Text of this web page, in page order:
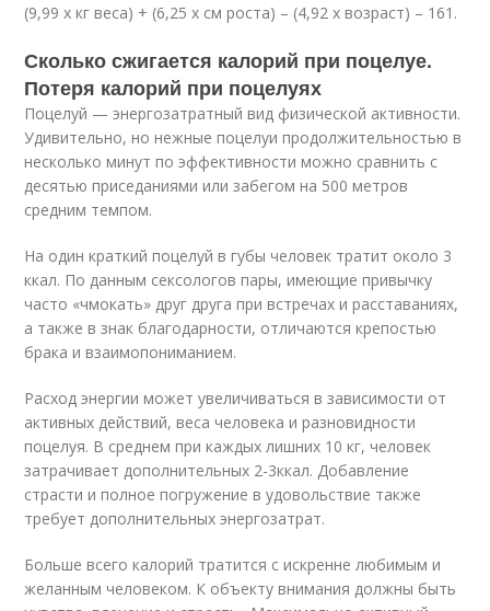
(9,99 х кг веса) + (6,25 х см роста) – (4,92 х возраст) – 161.
Сколько сжигается калорий при поцелуе.
Потеря калорий при поцелуях
Поцелуй — энергозатратный вид физической активности.
Удивительно, но нежные поцелуи продолжительностью в
несколько минут по эффективности можно сравнить с
десятью приседаниями или забегом на 500 метров
средним темпом.
На один краткий поцелуй в губы человек тратит около 3
ккал. По данным сексологов пары, имеющие привычку
часто «чмокать» друг друга при встречах и расставаниях,
а также в знак благодарности, отличаются крепостью
брака и взаимопониманием.
Расход энергии может увеличиваться в зависимости от
активных действий, веса человека и разновидности
поцелуя. В среднем при каждых лишних 10 кг, человек
затрачивает дополнительных 2-3ккал. Добавление
страсти и полное погружение в удовольствие также
требует дополнительных энергозатрат.
Больше всего калорий тратится с искренне любимым и
желанным человеком. К объекту внимания должны быть